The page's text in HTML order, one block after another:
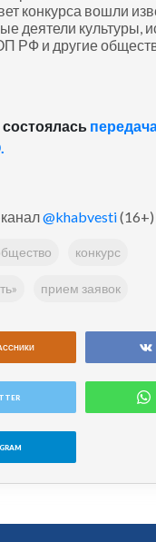
конкурса вошли
деятели культуры,
РФ и другие
@khabvesti(16+)
конкурс
прием заявок